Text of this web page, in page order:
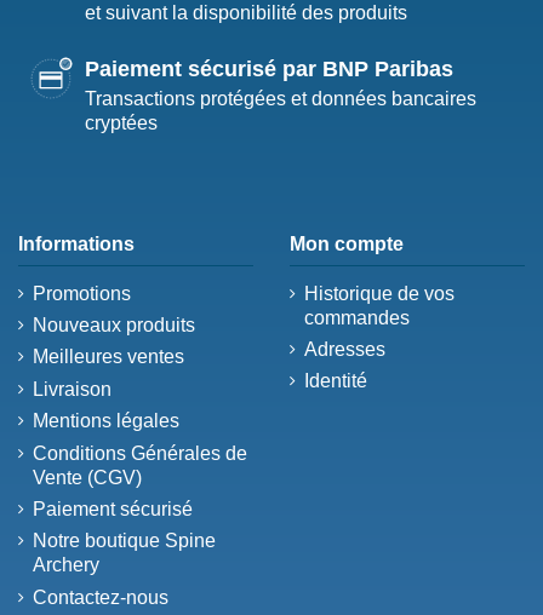
et suivant la disponibilité des produits
Paiement sécurisé par BNP Paribas
Transactions protégées et données bancaires
cryptées
Informations
Promotions
Nouveaux produits
Meilleures ventes
Livraison
Mentions légales
Conditions Générales de
Vente (CGV)
Paiement sécurisé
Notre boutique Spine
Archery
Contactez-nous
Mon compte
Historique de vos
commandes
Adresses
Identité